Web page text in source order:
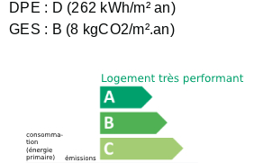
DPE : D (262 kWh/m² an)
GES : B (8 kgCO2/m².an)